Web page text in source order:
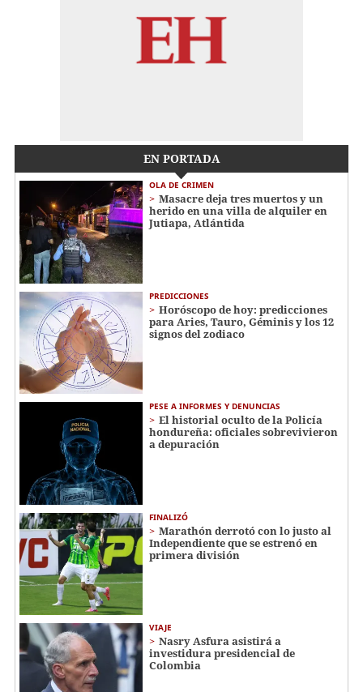
EN PORTADA
OLA DE CRIMEN
Masacre deja tres muertos y un
herido en una villa de alquiler en
Jutiapa, Atlántida
PREDICCIONES
Horóscopo de hoy: predicciones
para Aries, Tauro, Géminis y los 12
signos del zodiaco
PESE A INFORMES Y DENUNCIAS
El historial oculto de la Policía
hondureña: oficiales sobrevivieron
a depuración
FINALIZÓ
Marathón derrotó con lo justo al
Independiente que se estrenó en
primera división
VIAJE
Nasry Asfura asistirá a
investidura presidencial de
Colombia